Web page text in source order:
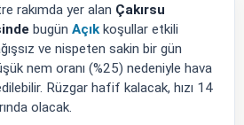
rakımda yer alan Çakırsu
bugün Açıkkoşullar etkili
ve nispeten sakin bir gün
nem oranı (%25) nedeniyle hava
Rüzgar hafif kalacak, hızı 14
olacak.